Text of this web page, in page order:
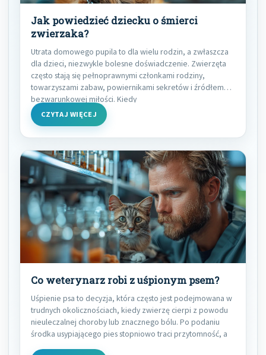
Jak powiedzieć dziecku o śmierci
zwierzaka?
Utrata domowego pupila to dla wielu rodzin, a zwłaszcza
dla dzieci, niezwykle bolesne doświadczenie. Zwierzęta
często stają się pełnoprawnymi członkami rodziny,
towarzyszami zabaw, powiernikami sekretów i źródłem
bezwarunkowej miłości. Kiedy
CZYTAJ WIĘCEJ
Co weterynarz robi z uśpionym psem?
Uśpienie psa to decyzja, która często jest podejmowana w
trudnych okolicznościach, kiedy zwierzę cierpi z powodu
nieuleczalnej choroby lub znacznego bólu. Po podaniu
środka usypiającego pies stopniowo traci przytomność, a